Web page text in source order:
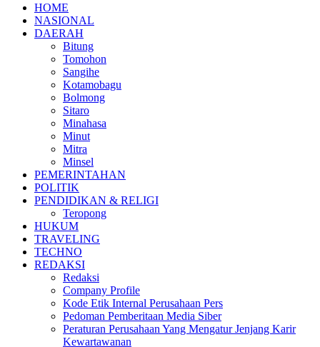
HOME
NASIONAL
DAERAH
Bitung
Tomohon
Sangihe
Kotamobagu
Bolmong
Sitaro
Minahasa
Minut
Mitra
Minsel
PEMERINTAHAN
POLITIK
PENDIDIKAN & RELIGI
Teropong
HUKUM
TRAVELING
TECHNO
REDAKSI
Redaksi
Company Profile
Kode Etik Internal Perusahaan Pers
Pedoman Pemberitaan Media Siber
Peraturan Perusahaan Yang Mengatur Jenjang Karir
Kewartawanan